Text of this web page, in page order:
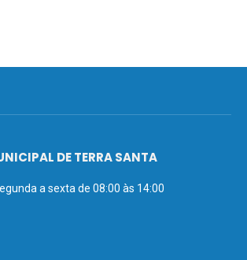
DE TERRA SANTA
a sexta de 08:00 às 14:00